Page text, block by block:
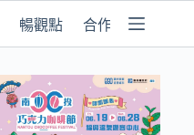
暢觀點 合作媒體